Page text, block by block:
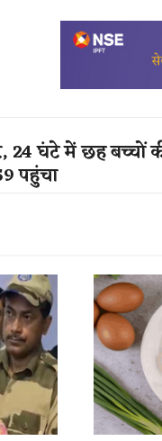
24 घंटे में छह बच्चों
पहुंचा